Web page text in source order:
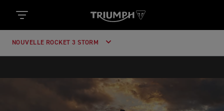
NOUVELLE ROCKET 3 STORM